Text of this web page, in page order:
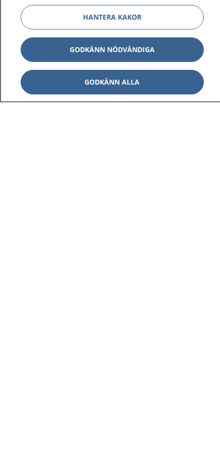
HANTERA KAKOR
GODKÄNN NÖDVÄNDIGA
GODKÄNN ALLA